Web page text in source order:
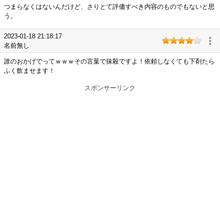
つまらなくはないんだけど、さりとて評価すべき内容のものでもないと思
う。
2023-01-18 21:18:17
名前無し
誰のおかげでってｗｗｗその言葉で抹殺ですよ！依頼しなくても下剤たら
ふく飲ませます！
スポンサーリンク